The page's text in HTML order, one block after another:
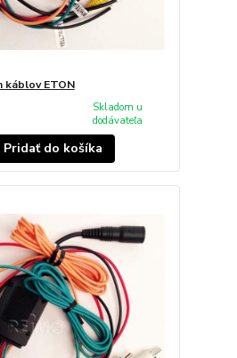
káblov ETON
Skladom u
dodávateľa
Pridať do košíka